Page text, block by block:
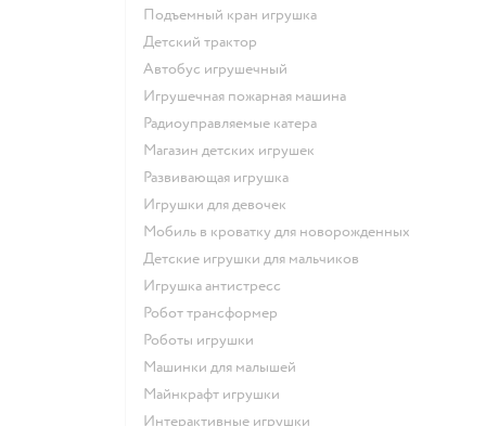
Подъемный кран игрушка
Детский трактор
Автобус игрушечный
Игрушечная пожарная машина
Радиоуправляемые катера
Магазин детских игрушек
Развивающая игрушка
Игрушки для девочек
Мобиль в кроватку для новорожденных
Детские игрушки для мальчиков
Игрушка антистресс
Робот трансформер
Роботы игрушки
Машинки для малышей
Майнкрафт игрушки
Интерактивные игрушки